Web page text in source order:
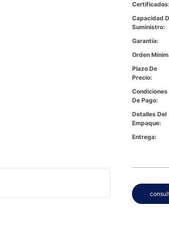
Certificados:
Capacidad
Suministro:
Garantía:
Orden
Plazo De
Precio:
Condiciones
De Pago:
Detalles Del
Empaque:
Entrega: